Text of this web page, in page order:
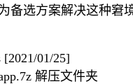
备选方案解决这种窘境
01/25]
解压文件夹